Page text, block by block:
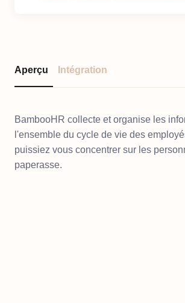
Aperçu Intégration
BambooHR collecte et organise les
l'ensemble du cycle de vie des
puissiez vous concentrer sur les
paperasse.